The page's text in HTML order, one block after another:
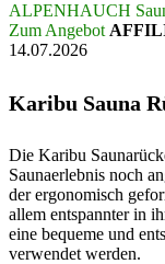
ALPENHAUCH
Zum Angebot
14.07.2026
Karibu Sauna
Die Karibu
Saunaerlebnis noch
der ergonomisch
allem entspannter in
eine bequeme und
verwendet werden.